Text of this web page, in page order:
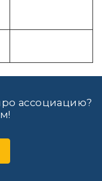
ассоциацию?